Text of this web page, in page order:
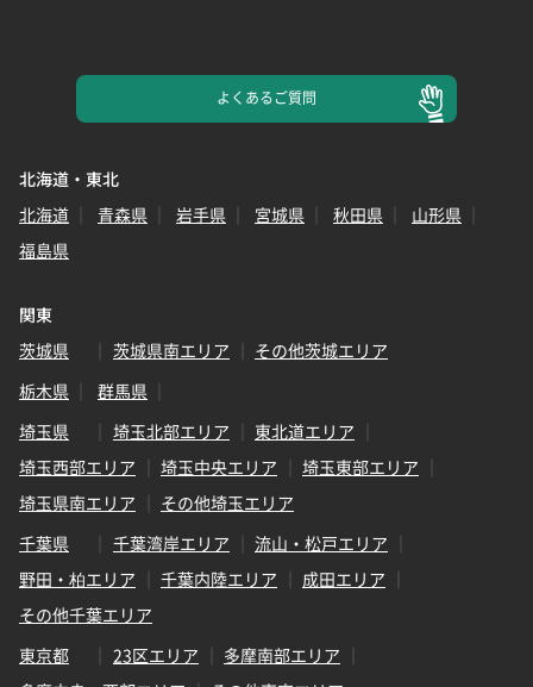
よくあるご質問
北海道・東北
北海道
青森県 岩手県 宮城県 秋田県
山形県
福島県
関東
茨城県
茨城県南エリア
その他茨城エリア
栃木県
群馬県
埼玉県
埼玉北部エリア
東北道エリア
埼玉西部エリア
埼玉中央エリア
埼玉東部エリア
埼玉県南エリア
その他埼玉エリア
千葉県
千葉湾岸エリア
流山・松戸エリア
野田・柏エリア
千葉内陸エリア
成田エリア
その他千葉エリア
東京都
23区エリア
多摩南部エリア